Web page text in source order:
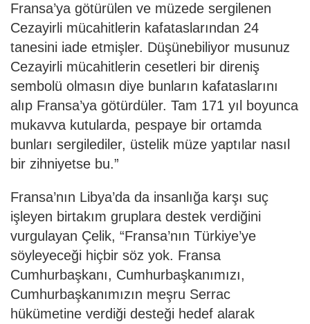
Fransa’ya götürülen ve müzede sergilenen
Cezayirli mücahitlerin kafataslarından 24
tanesini iade etmişler. Düşünebiliyor musunuz
Cezayirli mücahitlerin cesetleri bir direniş
sembolü olmasın diye bunların kafataslarını
alıp Fransa’ya götürdüler. Tam 171 yıl boyunca
mukavva kutularda, pespaye bir ortamda
bunları sergilediler, üstelik müze yaptılar nasıl
bir zihniyetse bu.”
Fransa’nın Libya’da da insanlığa karşı suç
işleyen birtakım gruplara destek verdiğini
vurgulayan Çelik, “Fransa’nın Türkiye’ye
söyleyeceği hiçbir söz yok. Fransa
Cumhurbaşkanı, Cumhurbaşkanımızı,
Cumhurbaşkanımızın meşru Serrac
hükümetine verdiği desteği hedef alarak